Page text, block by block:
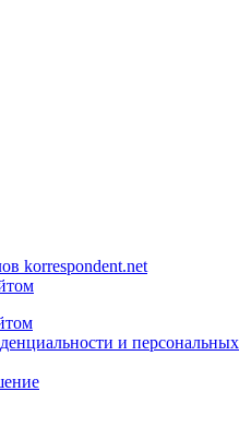
korrespondent.net
и персональных